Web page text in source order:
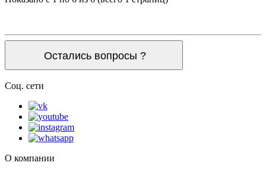
Остались вопросы ?
Соц. сети
О компании